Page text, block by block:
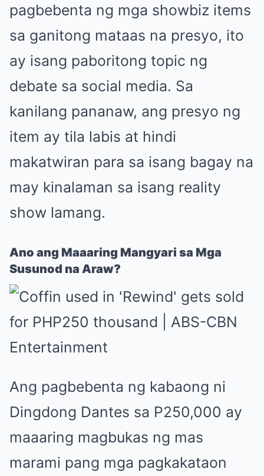
pagbebenta ng mga showbiz items
sa ganitong mataas na presyo, ito
ay isang paboritong topic ng
debate sa social media. Sa
kanilang pananaw, ang presyo ng
item ay tila labis at hindi
makatwiran para sa isang bagay na
may kinalaman sa isang reality
show lamang.
Ano ang Maaaring Mangyari sa Mga
Susunod na Araw?
Ang pagbebenta ng kabaong ni
Dingdong Dantes sa P250,000 ay
maaaring magbukas ng mas
marami pang mga pagkakataon